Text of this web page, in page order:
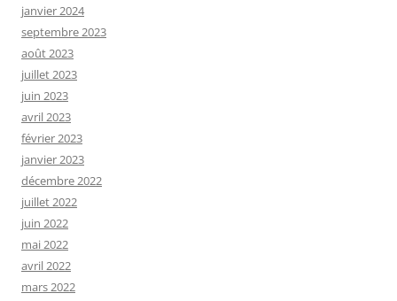
janvier 2024
septembre 2023
août 2023
juillet 2023
juin 2023
avril 2023
février 2023
janvier 2023
décembre 2022
juillet 2022
juin 2022
mai 2022
avril 2022
mars 2022